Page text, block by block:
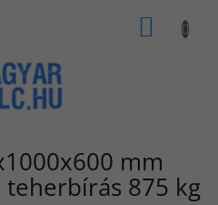
KOSÁR
mm
875 kg